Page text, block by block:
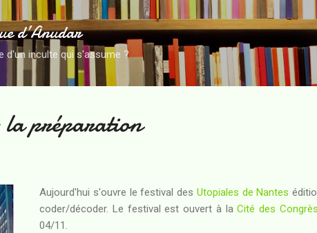
Accéder au contenu principal
d’Anudar
d'un inculte qui s'assume ?
la préparation
Aujourd'hui s'ouvre le festival des Utopiales de Nantes
coder/décoder. Le festival est ouvert à la Cité des
04/11.